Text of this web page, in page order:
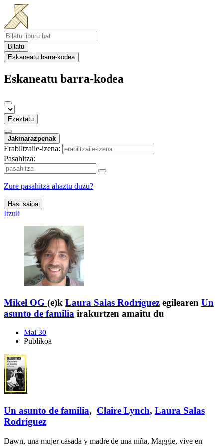
Bilatu
Eskaneatu barra-kodea
Eskaneatu barra-kodea
Ezeztatu
Jakinarazpenak
Erabiltzaile-izena:
Pasahitza:
Zure pasahitza ahaztu duzu?
Hasi saioa
Itzuli
Mikel OG (e)k Laura Salas Rodríguez egilearen Un
asunto de familia irakurtzen amaitu du
Mai 30
Publikoa
Un asunto de familia, Claire Lynch, Laura Salas
Rodríguez
Dawn, una mujer casada y madre de una niña, Maggie, vive en